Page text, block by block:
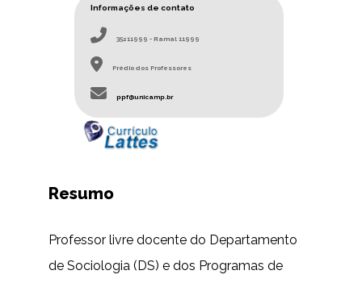
Informações de contato
35211999 - Ramal 11999
Prédio dos Professores
ppf@unicamp.br
Resumo
Professor livre docente do Departamento
de Sociologia (DS) e dos Programas de